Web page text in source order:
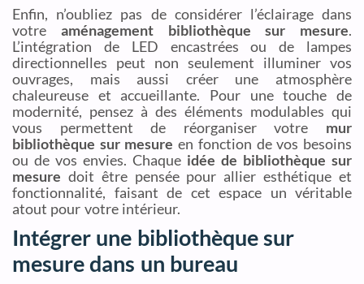
Enfin, n’oubliez pas de considérer l’éclairage dans
votre aménagement bibliothèque sur mesure.
L’intégration de LED encastrées ou de lampes
directionnelles peut non seulement illuminer vos
ouvrages, mais aussi créer une atmosphère
chaleureuse et accueillante. Pour une touche de
modernité, pensez à des éléments modulables qui
vous permettent de réorganiser votre mur
bibliothèque sur mesure en fonction de vos besoins
ou de vos envies. Chaque idée de bibliothèque sur
mesure doit être pensée pour allier esthétique et
fonctionnalité, faisant de cet espace un véritable
atout pour votre intérieur.
Intégrer une bibliothèque sur
mesure dans un bureau